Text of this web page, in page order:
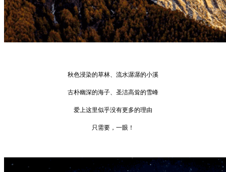
秋色浸染的草林、流水潺潺的小溪
古朴幽深的海子、圣洁高耸的雪峰
爱上这里似乎没有更多的理由
只需要，一眼！